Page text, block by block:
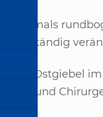
Ehe­mals
voll­s­tän­dig
Am Ost­gie­bel
ters und